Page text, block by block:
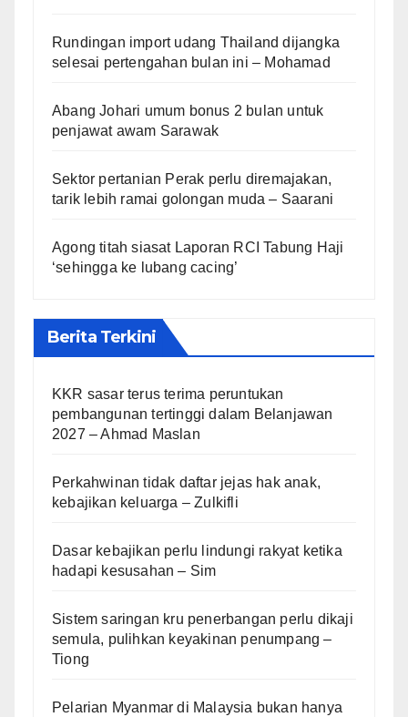
Rundingan import udang Thailand dijangka
selesai pertengahan bulan ini – Mohamad
Abang Johari umum bonus 2 bulan untuk
penjawat awam Sarawak
Sektor pertanian Perak perlu diremajakan,
tarik lebih ramai golongan muda – Saarani
Agong titah siasat Laporan RCI Tabung Haji
‘sehingga ke lubang cacing’
Berita Terkini
KKR sasar terus terima peruntukan
pembangunan tertinggi dalam Belanjawan
2027 – Ahmad Maslan
Perkahwinan tidak daftar jejas hak anak,
kebajikan keluarga – Zulkifli
Dasar kebajikan perlu lindungi rakyat ketika
hadapi kesusahan – Sim
Sistem saringan kru penerbangan perlu dikaji
semula, pulihkan keyakinan penumpang –
Tiong
Pelarian Myanmar di Malaysia bukan hanya